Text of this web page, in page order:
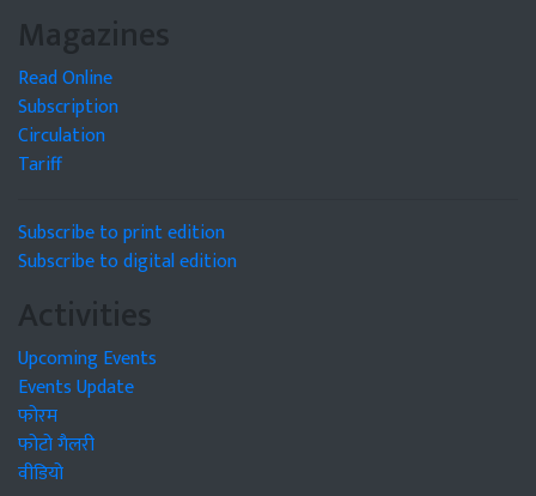
Magazines
Read Online
Subscription
Circulation
Tariff
Subscribe to print edition
Subscribe to digital edition
Activities
Upcoming Events
Events Update
फोरम
फोटो गैलरी
वीडियो